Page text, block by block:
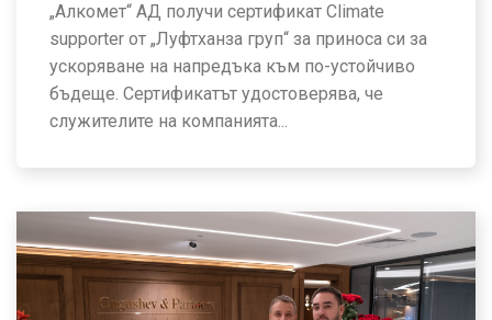
„Алкомет“ АД получи сертификат Climate
supporter от „Луфтханза груп“ за приноса си за
ускоряване на напредъка към по-устойчиво
бъдеще. Сертификатът удостоверява, че
служителите на компанията...